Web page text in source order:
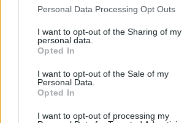
Personal Data Processing Opt Outs
I want to opt-out of the Sharing of my
personal data.
Opted In
I want to opt-out of the Sale of my
Personal Data.
Opted In
I want to opt-out of processing my
ΔΕΙΤΕ ΕΠΙΣΗΣ
ΣΤΗΝ ΙΔΙΑ ΚΑΤΗΓΟΡΙΑ